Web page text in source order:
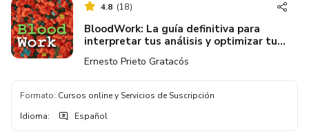
4.8 (18)
BloodWork: La guía definitiva para
interpretar tus análisis y optimizar tu
Ernesto Prieto Gratacós
Formato: Cursos online y Servicios de Suscripción
Idioma: Español